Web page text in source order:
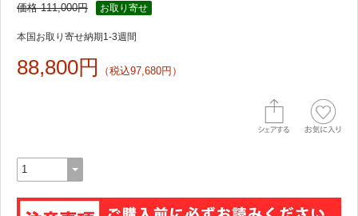
価格 111,000円 お取り寄せ
本国お取り寄せ納期1-3週間
88,800円 （税込97,680円）